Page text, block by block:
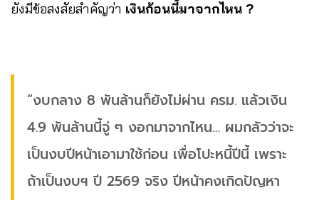
ยังมีข้อสงสัยสำคัญว่า เงินก้อนนี้มาจากไหน ?
“งบกลาง 8 พันล้านก็ยังไม่ผ่าน ครม. แล้วเงิน
4.9 พันล้านนี้จู่ ๆ งอกมาจากไหน… ผมกลัวว่าจะ
เป็นงบปีหน้าเอามาใช้ก่อน เพื่อโปะหนี้ปีนี้ เพราะ
ถ้าเป็นงบฯ ปี 2569 จริง ปีหน้าคงเกิดปัญหา